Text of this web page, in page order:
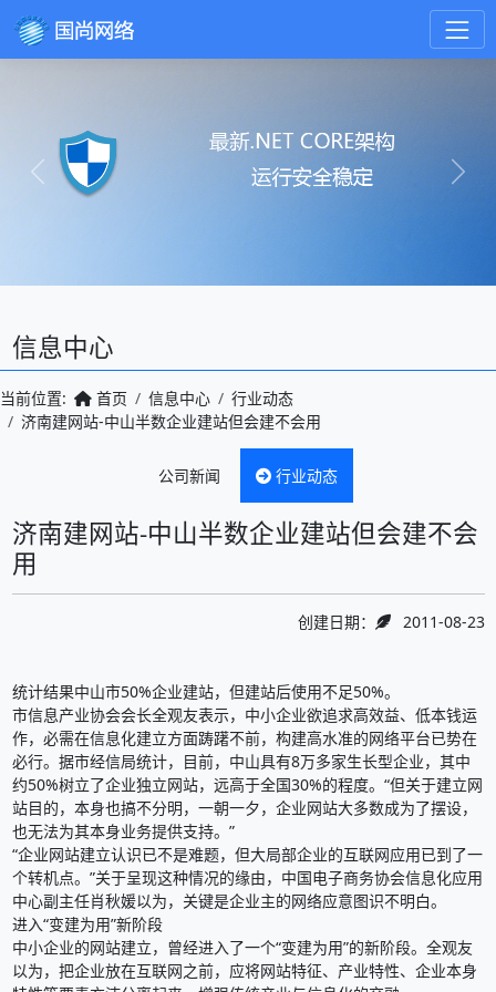
Previous Next
信息中心
当前位置: 首页 信息中心
行业动态
济南建网站-中山半数企业建站但会建不会用
公司新闻 行业动态
济南建网站-中山半数企业建站但会建不会
用
创建日期： 2011-08-23
统计结果中山市50%企业建站，但建站后使用不足50%。
市信息产业协会会长全观友表示，中小企业欲追求高效益、低本钱运
作，必需在信息化建立方面踌躇不前，构建高水准的网络平台已势在
必行。据市经信局统计，目前，中山具有8万多家生长型企业，其中
约50%树立了企业独立网站，远高于全国30%的程度。“但关于建立网
站目的，本身也搞不分明，一朝一夕，企业网站大多数成为了摆设，
也无法为其本身业务提供支持。”
“企业网站建立认识已不是难题，但大局部企业的互联网应用已到了一
个转机点。”关于呈现这种情况的缘由，中国电子商务协会信息化应用
中心副主任肖秋媛以为，关键是企业主的网络应意图识不明白。
进入“变建为用”新阶段
中小企业的网站建立，曾经进入了一个“变建为用”的新阶段。全观友
以为，把企业放在互联网之前，应将网站特征、产业特性、企业本身